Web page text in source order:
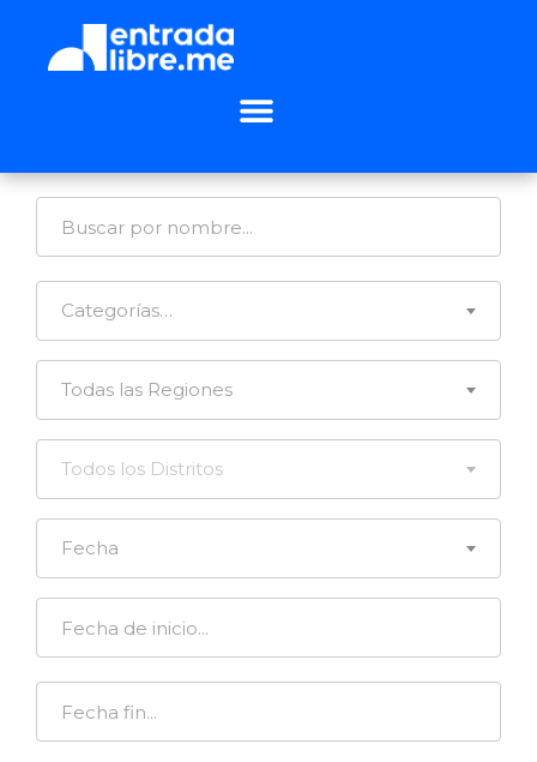
Categorías…
Todas las Regiones
Todos los Distritos
Fecha